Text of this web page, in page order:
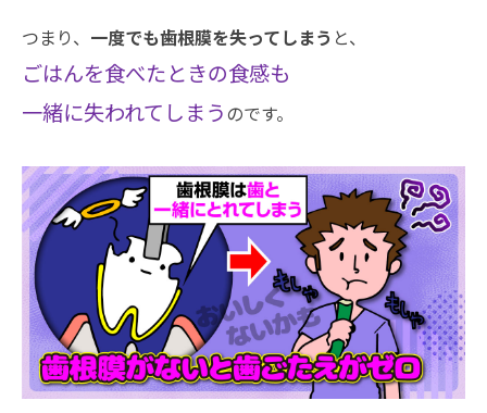
つまり、 一度でも歯根膜を失ってしまう と、
ごはんを食べたときの食感も
一緒に失われてしまう のです。